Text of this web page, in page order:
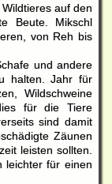
auf den
Beute. Mikschl
von Reh bis
und andere
halten. Jahr für
Wildschweine
für die Tiere
sind damit
Zäunen
leisten sollten.
leichter für einen